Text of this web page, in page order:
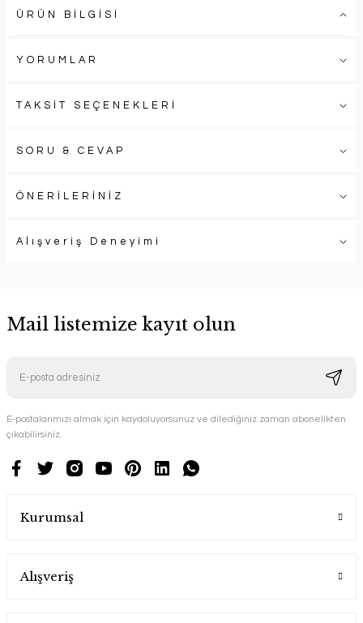
ÜRÜN BİLGİSİ
YORUMLAR
TAKSİT SEÇENEKLERİ
SORU & CEVAP
ÖNERİLERİNİZ
Alışveriş Deneyimi
Mail listemize kayıt olun
E-postalarımızı almak için kaydoluyorsunuz ve dilediğiniz zaman abonelikten
çıkabilirsiniz.
Kurumsal
Alışveriş